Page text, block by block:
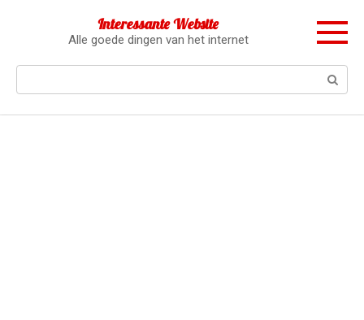
Interessante Website
Alle goede dingen van het internet